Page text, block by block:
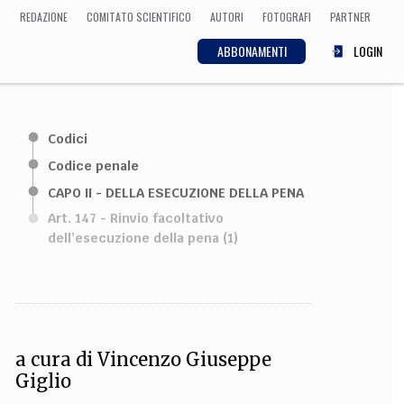
REDAZIONE COMITATO SCIENTIFICO AUTORI FOTOGRAFI PARTNER
ABBONAMENTI LOGIN
ECONOMIA
Medicina
Musica,
Codici
Codice penale
CAPO II - DELLA ESECUZIONE DELLA PENA
Art. 147 - Rinvio facoltativo
dell’esecuzione della pena (1)
a cura di Vincenzo Giuseppe
Giglio